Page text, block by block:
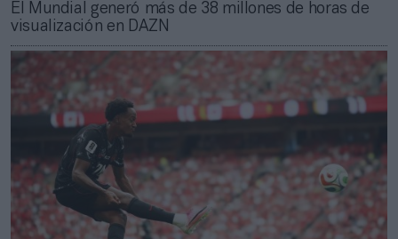
El Mundial generó más de 38 millones de horas de
visualización en DAZN